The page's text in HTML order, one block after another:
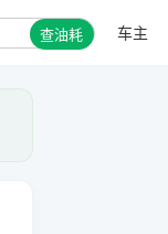
查油耗 车主